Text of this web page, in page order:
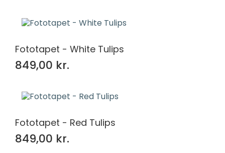
Fototapet - White Tulips
849,00 kr.
Fototapet - Red Tulips
849,00 kr.